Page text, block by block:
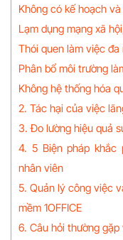
Không có kế hoạch
Lạm dụng mạng xã
Thói quen làm việc
Phân bổ môi trường
Không hệ thống hóa
2. Tác hại của việc
3. Đo lường hiệu quả
4. 5 Biện pháp khắc
nhân viên
5. Quản lý công việc
mềm 1OFFICE
6. Câu hỏi thường